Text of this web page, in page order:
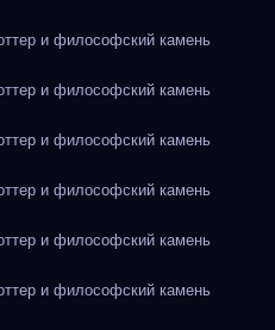
и философский камень
и философский камень
и философский камень
и философский камень
и философский камень
и философский камень